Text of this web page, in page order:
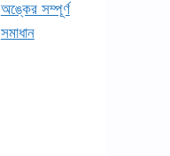
অঙ্কের সম্পূর্ণ
সমাধান